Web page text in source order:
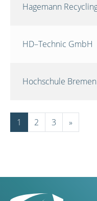
Hagemann
HD–Technic GmbH
Hochschule Bremen
1 2 3 »